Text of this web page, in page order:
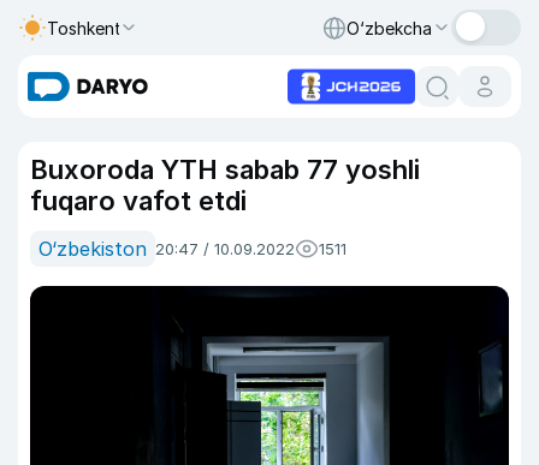
Toshkent O‘zbekcha
Buxoroda YTH sabab 77 yoshli
fuqaro vafot etdi
O‘zbekiston 20:47 / 10.09.2022 1511